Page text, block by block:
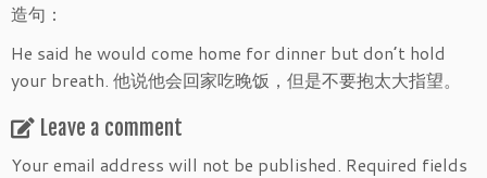
造句：
He said he would come home for dinner but don’t hold
your breath. 他说他会回家吃晚饭，但是不要抱太大指望。
Leave a comment
Your email address will not be published. Required fields